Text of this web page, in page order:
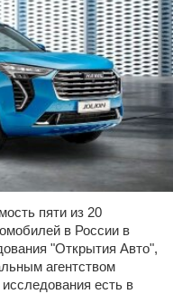
пяти из 20
в России в
"Открытия Авто",
агентством
есть в